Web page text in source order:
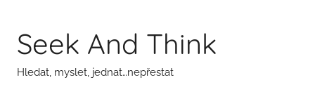
obsahu
Seek And Think
Hledat, myslet, jednat…nepřestat